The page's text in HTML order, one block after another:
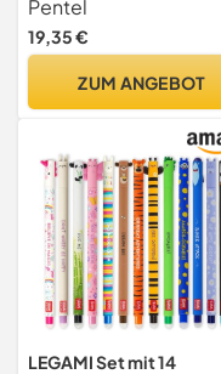
Pentel
19,35 €
ZUM ANGEBOT
LEGAMI Set mit 14